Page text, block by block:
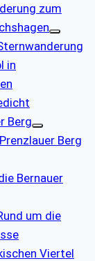
zum
in
Berg
Berg
Bernauer
um die
Viertel